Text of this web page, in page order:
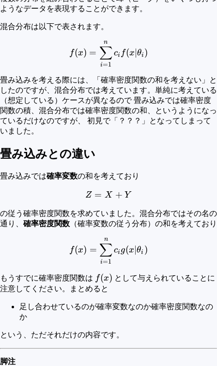
ようなデータを表現することができます。
混合分布は以下で表されます。
f(x) = \sum_{i=1}^n c_i
f(x) =
i=1
∑
n
ci f(x θi )
畳み込みを考える際には、「確率密度関数の和を考えない」と
したのですが、混合分布では考えています。単純に考えている
（想定している）ケースが異なるので 畳み込みでは確率密度
関数の積、混合分布では確率密度関数の和、というようになっ
ているだけなのですが、 初見で「？？？」となってしまって
いました。
畳み込みとの違い
畳み込みでは確率変数の和を考えており
Z=X+Y
Z = X + Y
の従う確率密度関数を求めていました。混合分布ではその名の
通り、 確率密度関数 （確率変数の従う分布）の和を考えており
f(x) = \sum_{i=1}^n c_i
f(x) =
i=1
∑
n
ci g(x ∣θi )
もうすでに確率密度関数は f(x)
f(x) として与えられていることに
注意してください。まとめると
足し合わせているのが確率変数なのか確率密度関数なの
か
という、ただそれだけの内容です。
脚注